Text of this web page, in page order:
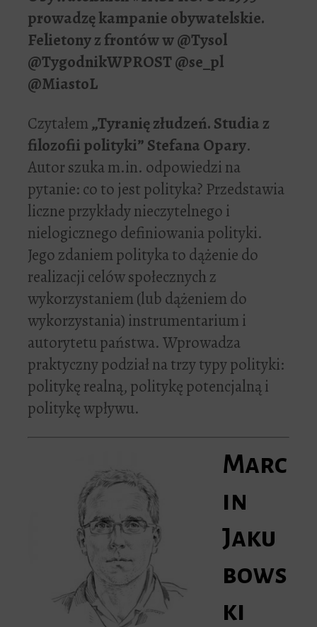
prowadzę kampanie obywatelskie.
Felietony z frontów w @Tysol
@TygodnikWPROST @se_pl
@MiastoL
Czytałem „Tyranię złudzeń. Studia z
filozofii polityki” Stefana Opary.
Autor szuka m.in. odpowiedzi na
pytanie: co to jest polityka? Przedstawia
liczne przykłady nieczytelnego i
nielogicznego definiowania polityki.
Jego zdaniem polityka to dążenie do
realizacji celów społecznych z
wykorzystaniem (lub dążeniem do
wykorzystania) instrumentarium i
autorytetu państwa. Wprowadza
praktyczny podział na trzy typy polityki:
politykę realną, politykę potencjalną i
politykę wpływu.
Marc
in
Jaku
bows
ki